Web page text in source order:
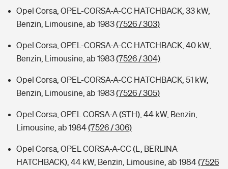
Opel Corsa, OPEL-CORSA-A-CC HATCHBACK, 33 kW,
Benzin, Limousine, ab 1983(7526 / 303)
Opel Corsa, OPEL-CORSA-A-CC HATCHBACK, 40 kW,
Benzin, Limousine, ab 1983(7526 / 304)
Opel Corsa, OPEL-CORSA-A-CC HATCHBACK, 51 kW,
Benzin, Limousine, ab 1983(7526 / 305)
Opel Corsa, OPEL CORSA-A (STH), 44 kW, Benzin,
Limousine, ab 1984(7526 / 306)
Opel Corsa, OPEL CORSA-A-CC (L, BERLINA
HATCHBACK), 44 kW, Benzin, Limousine, ab 1984(7526